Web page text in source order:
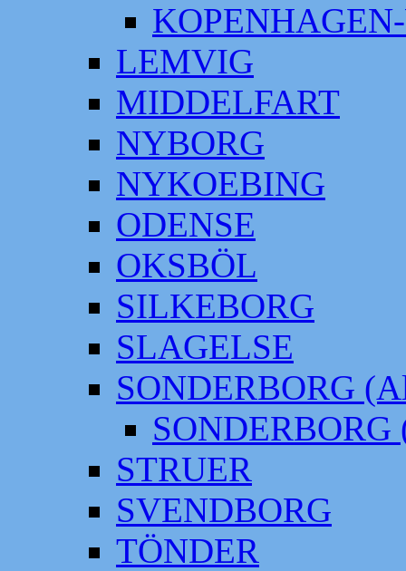
LEMVIG
MIDDELFART
NYBORG
NYKOEBING
ODENSE
OKSBÖL
SILKEBORG
SLAGELSE
SONDERBORG
SONDERBORG
STRUER
SVENDBORG
TÖNDER